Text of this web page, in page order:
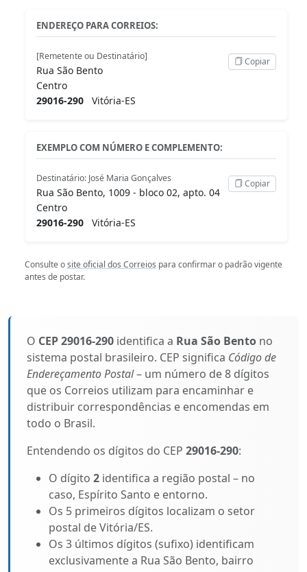
ENDEREÇO PARA CORREIOS:
[Remetente ou Destinatário]
Rua São Bento
Centro
29016-290 Vitória-ES
Copiar
EXEMPLO COM NÚMERO E COMPLEMENTO:
Destinatário: José Maria Gonçalves
Rua São Bento, 1009 - bloco 02, apto. 04
Centro
29016-290 Vitória-ES
Copiar
Consulte osite oficial dos Correios para confirmar o padrão vigente
antes de postar.
O CEP 29016-290 identifica a Rua São Bento no
sistema postal brasileiro. CEP significa Código de
Endereçamento Postal– um número de 8 dígitos
que os Correios utilizam para encaminhar e
distribuir correspondências e encomendas em
todo o Brasil.
Entendendo os dígitos do CEP 29016-290:
O dígito 2 identifica a região postal – no
caso, Espírito Santo e entorno.
Os 5 primeiros dígitos localizam o setor
postal de Vitória/ES.
Os 3 últimos dígitos (sufixo) identificam
exclusivamente a Rua São Bento, bairro